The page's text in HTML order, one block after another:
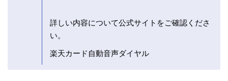
詳しい内容について公式サイトをご確認くださ
い。
楽天カード自動音声ダイヤル